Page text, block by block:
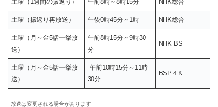
土曜（1週間の振返り） 午前8時～8時15分 NHK総合
土曜（振返り再放送） 午後0時45分～1時 NHK総合
土曜（月～金5話一挙放
送）
午前8時15分～9時30
分
NHK BS
土曜（月～金5話一挙放
送）
午前10時15分～11時
30分
BSP４K
放送は変更される場合があります